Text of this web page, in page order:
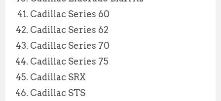
Cadillac Series 60
Cadillac Series 62
Cadillac Series 70
Cadillac Series 75
Cadillac SRX
Cadillac STS